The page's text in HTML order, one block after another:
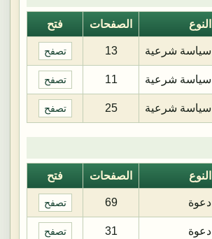
النوع الصفحات فتح
سياسة شرعية 13 تصفح
سياسة شرعية 11 تصفح
سياسة شرعية 25 تصفح
النوع الصفحات فتح
دعوة 69 تصفح
دعوة 31 تصفح